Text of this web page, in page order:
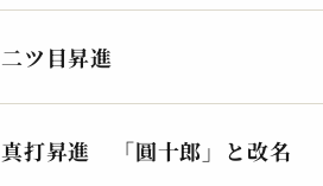
二ツ目昇進
真打昇進 「圓十郎」と改名